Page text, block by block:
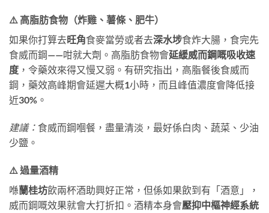
⚠️ 高脂肪食物（炸雞、薯條、肥牛）
如果你打算去旺角食麥當勞或者去深水埗食炸大腸，食完先
食威而鋼——咁就大劑。高脂肪食物會延緩威而鋼嘅吸收速
度 ，令藥效來得又慢又弱。有研究指出，高脂餐後食威而
鋼，藥效高峰期會延遲大概1小時，而且峰值濃度會降低接
近30%。
建議： 食威而鋼嗰餐，盡量清淡，最好係白肉、蔬菜、少油
少鹽。
⚠️ 過量酒精
喺蘭桂坊飲兩杯酒助興好正常，但係如果飲到有「酒意」，
威而鋼嘅效果就會大打折扣。酒精本身會壓抑中樞神經系統